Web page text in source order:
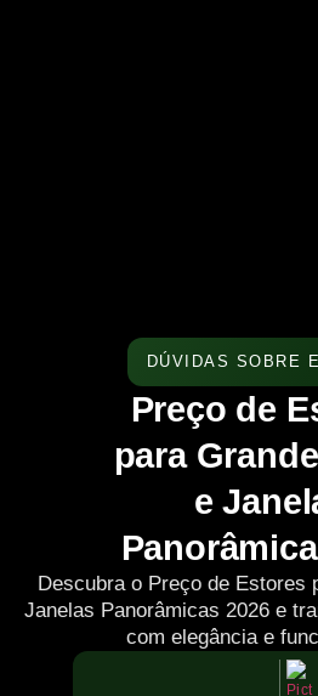
DÚVIDAS SOBRE
Preço de
para
e
Descubra o Preço de Estores
Janelas Panorâmicas 2026 e
com elegância e